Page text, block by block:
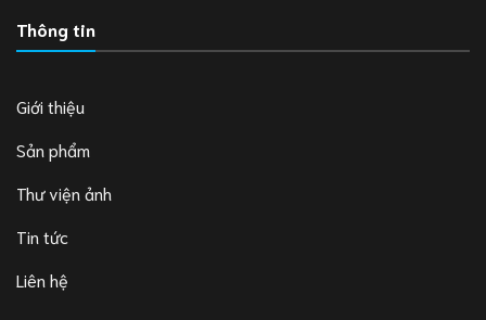
Thông tin
Giới thiệu
Sản phẩm
Thư viện ảnh
Tin tức
Liên hệ